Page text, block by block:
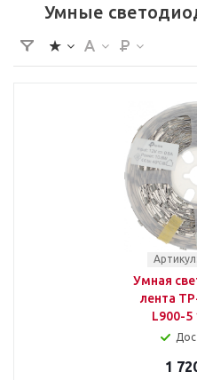
Умные
Умная
лента
L900-5
1